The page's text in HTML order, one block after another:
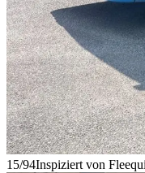
15/94Inspiziert von